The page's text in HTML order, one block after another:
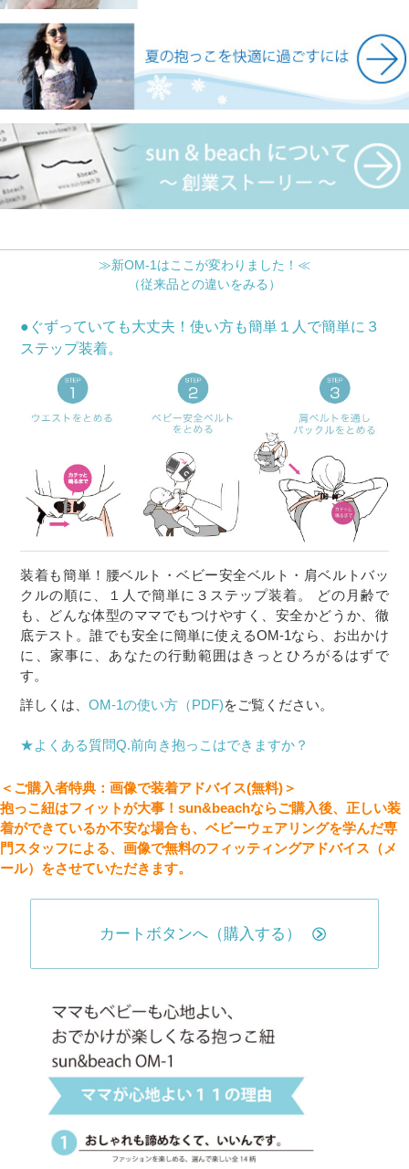
≫新OM-1はここが変わりました！≪
（従来品との違いをみる）
●ぐずっていても大丈夫！使い方も簡単１人で簡単に３
ステップ装着。
装着も簡単！腰ベルト・ベビー安全ベルト・肩ベルトバッ
クルの順に、１人で簡単に３ステップ装着。 どの月齢で
も、どんな体型のママでもつけやすく、安全かどうか、徹
底テスト。誰でも安全に簡単に使えるOM-1なら、お出かけ
に、家事に、あなたの行動範囲はきっとひろがるはずで
す。
詳しくは、OM-1の使い方（PDF)をご覧ください。
★よくある質問Q.前向き抱っこはできますか？
＜ご購入者特典：画像で装着アドバイス(無料)＞
抱っこ紐はフィットが大事！sun&beachならご購入後、正しい装
着ができているか不安な場合も、ベビーウェアリングを学んだ専
門スタッフによる、画像で無料のフィッティングアドバイス（メ
ール）をさせていただきます。
カートボタンへ（購入する）